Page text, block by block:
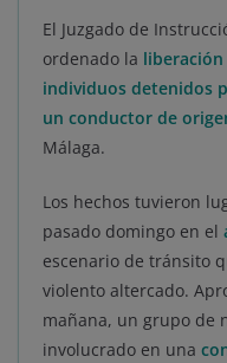
El Juzgado de
ordenado la
individuos detenidos
un conductor de
Málaga.
Los hechos tuvieron
pasado domingo en el
escenario de tránsito
violento altercado.
mañana, un grupo de
involucrado en una